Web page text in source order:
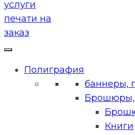
Полиграфия
баннеры,
Брошюры,
Книги